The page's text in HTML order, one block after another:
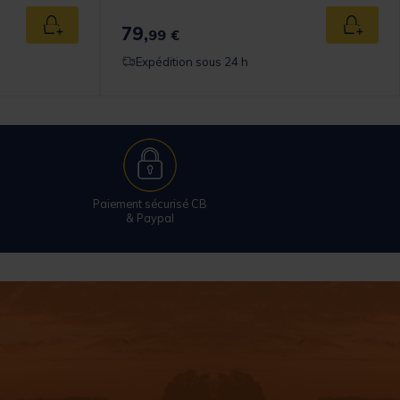
Ajouter au panier
79,99 € Ajouter
Expédition sous 24 h
Paiement sécurisé CB
& Paypal